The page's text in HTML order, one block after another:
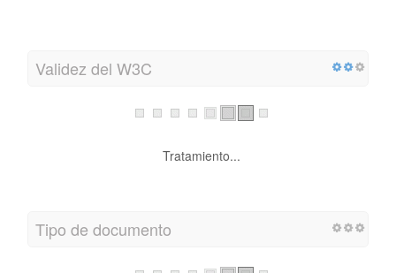
Validez del W3C
Tratamiento...
Tipo de documento